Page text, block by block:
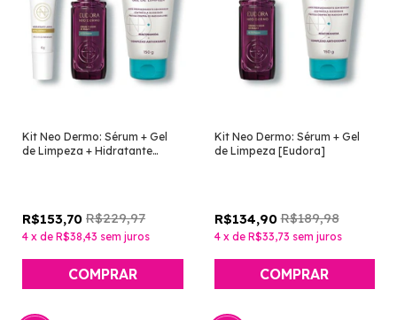
Kit Neo Dermo: Sérum + Gel
de Limpeza + Hidratante
R$153,70 R$229,97
4 x de R$38,43 sem juros
Kit Neo Dermo: Sérum + Gel
de Limpeza [Eudora]
R$134,90 R$189,98
4 x de R$33,73 sem juros